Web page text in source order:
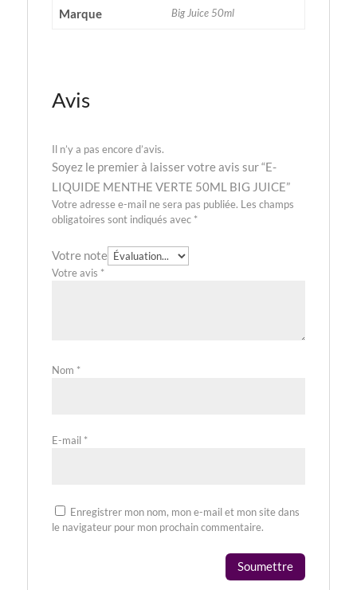
Marque Big Juice 50ml
Avis
Il n’y a pas encore d’avis.
Soyez le premier à laisser votre avis sur “E-
LIQUIDE MENTHE VERTE 50ML BIG JUICE”
Votre adresse e-mail ne sera pas publiée. Les champs
obligatoires sont indiqués avec *
Votre note
Votre avis *
Nom *
E-mail *
Enregistrer mon nom, mon e-mail et mon site dans
le navigateur pour mon prochain commentaire.